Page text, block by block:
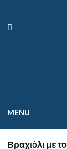
MENU
Βραχιόλι με